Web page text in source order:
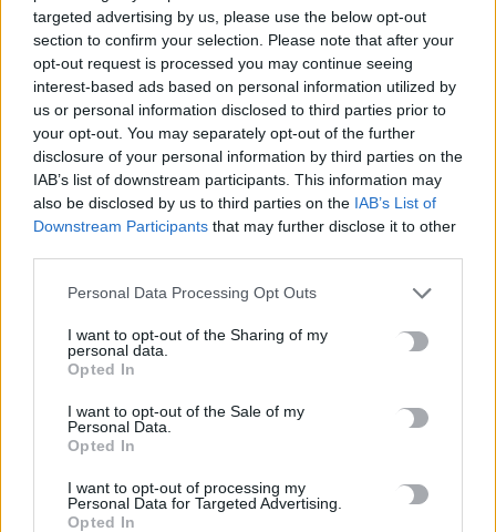
targeted advertising by us, please use the below opt-out
section to confirm your selection. Please note that after your
opt-out request is processed you may continue seeing
interest-based ads based on personal information utilized by
us or personal information disclosed to third parties prior to
your opt-out. You may separately opt-out of the further
disclosure of your personal information by third parties on the
IAB’s list of downstream participants. This information may
also be disclosed by us to third parties on the IAB’s List of
Downstream Participants that may further disclose it to other
Personal Data Processing Opt Outs
I want to opt-out of the Sharing of my
personal data.
Opted In
I want to opt-out of the Sale of my
Personal Data.
Opted In
I want to opt-out of processing my
Personal Data for Targeted Advertising.
Opted In
Γιώργος Παπαδάκης: Η συγκινητική
ανακοίνωση του ΑΝΤ1
Με μία μακροσκελή ανακοίνωση, το βράδυ της Κυριακής, ο
ΑΝΤ1 αποχαιρετά ένα σημαντικό κεφάλαιο της τηλεόρασης και
της ιστορίας του…
Newsroom 4 Ιανουαρίου, 2026